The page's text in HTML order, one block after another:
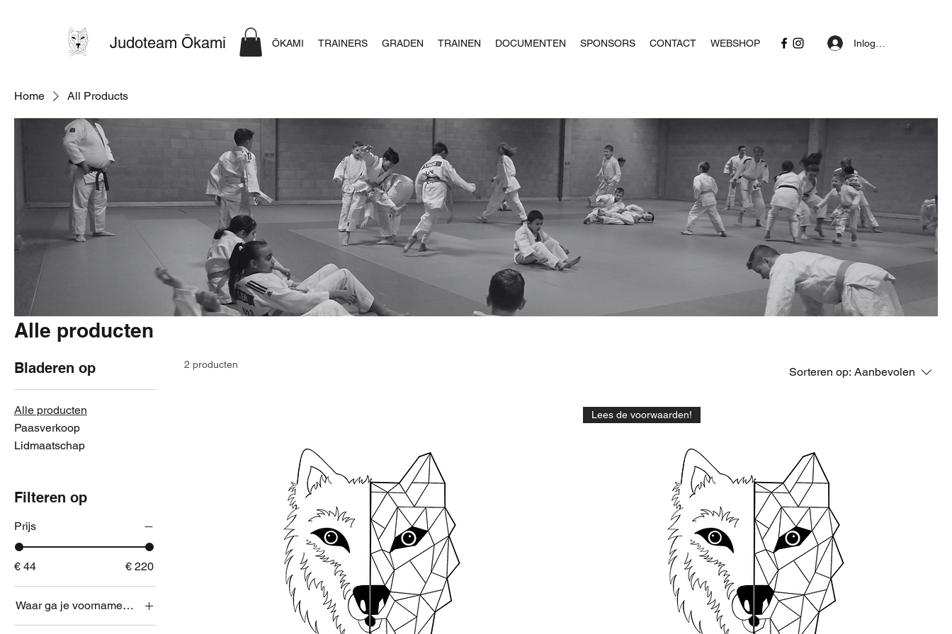
Judoteam Ōkami ŌKAMI TRAINERS GRADEN TRAINEN DOCUMENTEN SPONSORS CONTACT WEBSHOP Inloggen
Home All Products
Alle producten
Bladeren op
Alle producten
Paasverkoop
Lidmaatschap
Filteren op
Prijs
€ 44 € 220
Waar ga je voornamelijk trainen?
Eksel, Sporthal
2 producten
Sorteren op: Aanbevolen
Lees de voorwaarden!